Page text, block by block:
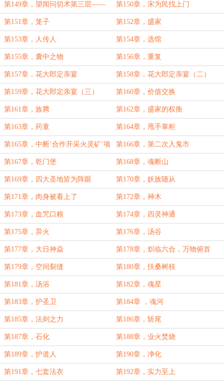
第149章，望闻问切术第三层——
观气海、识海
第150章，宋为民找上门
第151章，笼子 第152章，盛家
第153章，人传人 第154章，选馆
第155章，囊中之物 第156章，重复
第157章，花大郎定亲宴 第158章，花大郎定亲宴（二）
第159章，花大郎定亲宴（三） 第160章，价值交换
第161章，族腾 第162章，盛家的权衡
第163章，药童 第164章，甩手掌柜
第165章，中断‘合作开采火灵矿’项
目
第166章，第二次入鬼市
第167章，乾门堡 第168章，魂断山
第169章，四大圣地皆为阵眼 第170章，妖族随从
第171章，肉身被看上了 第172章，神木
第173章，血咒口粮 第174章，四灵神通
第175章，异火 第176章，汤谷
第177章，大日神焱 第178章，炽临六合，万物俯首
第179章，空间裂缝 第180章，扶桑树枝
第181章，汤浴 第182章，魂星
第183章，护圣卫 第184章 ，魂河
第185章，法则之力 第186章，斩尾
第187章，石化 第188章，业火焚烧
第189章，护道人 第190章，净化
第191章，七套法衣 第192章，实力至上